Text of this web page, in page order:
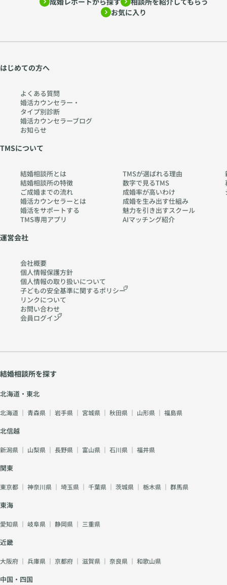
お気に入り
はじめての方へ
よくある質問
婚活カウンセラー・
タイプ別診断
婚活カウンセラーブログ
お知らせ
TMSについて
結婚相談所とは
結婚相談所の特徴
ご成婚までの流れ
婚活カウンセラーとは
婚活をサポートする
TMS専用アプリ
TMSが選ばれる理由
数字で見るTMS
成婚率が高いわけ
成婚を生み出す仕組み
魅力を引き出すスクール
AIマッチング紹介
運営会社
会社概要
個人情報保護方針
個人情報の取り扱いについて
子どもの安全基準に関するポリシー
リンクについて
お問い合わせ
会員ログイン
結婚相談所を探す
北海道・東北
北海道 ｜ 青森県 ｜ 岩手県 ｜ 宮城県 ｜ 秋田県 ｜ 山形県 ｜ 福島県
北信越
新潟県 ｜ 山梨県 ｜ 長野県 ｜ 富山県 ｜ 石川県 ｜ 福井県
関東
東京都 ｜ 神奈川県 ｜ 埼玉県 ｜ 千葉県 ｜ 茨城県 ｜ 栃木県 ｜ 群馬県
東海
愛知県 ｜ 岐阜県 ｜ 静岡県 ｜ 三重県
近畿
大阪府 ｜ 兵庫県 ｜ 京都府 ｜ 滋賀県 ｜ 奈良県 ｜ 和歌山県
中国・四国